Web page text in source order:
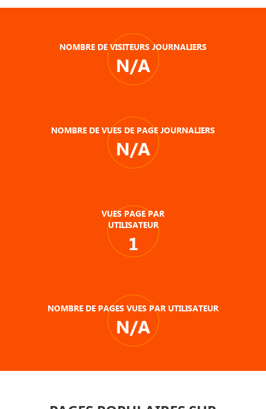
NOMBRE DE VISITEURS JOURNALIERS
N/A
NOMBRE DE VUES DE PAGE JOURNALIERS
N/A
VUES PAGE PAR
UTILISATEUR
1
NOMBRE DE PAGES VUES PAR UTILISATEUR
N/A